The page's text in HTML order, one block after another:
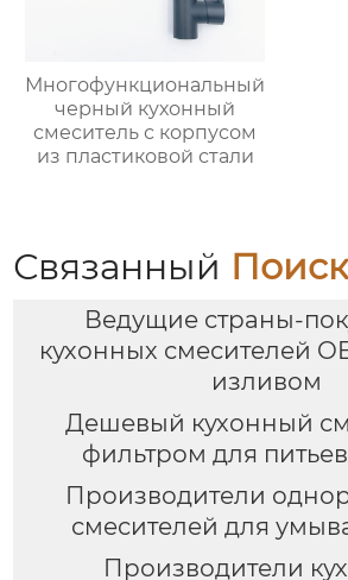
Многофункциональный
черный кухонный
смеситель с корпусом
из пластиковой стали
Связанный Поиск
Ведущие страны-
кухонных смесителей
изливом
Дешевый кухонный
фильтром для
Производители
смесителей для
Производители